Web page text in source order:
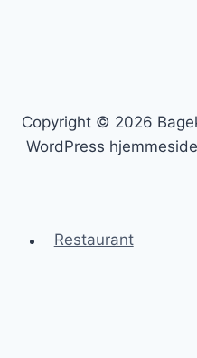
Copyright © 2026
WordPress
Restaurant